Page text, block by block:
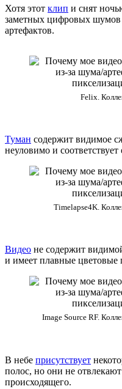
Хотя этот клип и снят
заметных цифровых шумов
артефактов.
Felix.
Туман содержит видимое
неуловимо и соответствует
Timelapse4K.
Видео не содержит
и имеет плавные цветовые
Image Source RF.
В небе присутствует
полос, но они не отвлекают
происходящего.